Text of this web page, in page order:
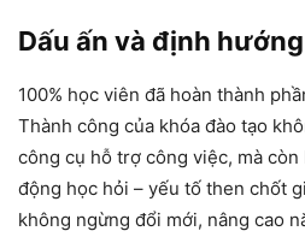
Dấu ấn và định
100% học viên đã hoàn thành
Thành công của khóa đào tạo
công cụ hỗ trợ công việc, mà
động học hỏi – yếu tố then chốt
không ngừng đổi mới, nâng cao